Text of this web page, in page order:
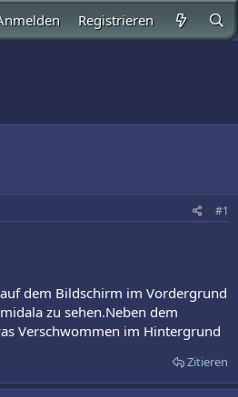
Registrieren
#1
dem Bildschirm im Vordergrund
zu sehen.Neben dem
Verschwommen im Hintergrund
Zitieren